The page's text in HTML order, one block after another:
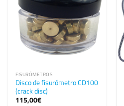
FISURÓMETROS
Disco de fisurómetro CD100
(crack disc)
115,00€